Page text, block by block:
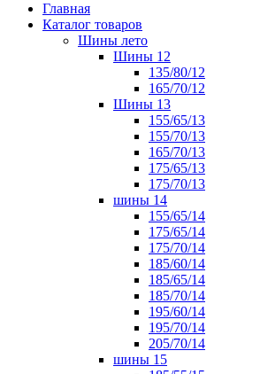
Главная
Каталог товаров
Шины лето
Шины 12
135/80/12
165/70/12
Шины 13
155/65/13
155/70/13
165/70/13
175/65/13
175/70/13
шины 14
155/65/14
175/65/14
175/70/14
185/60/14
185/65/14
185/70/14
195/60/14
195/70/14
205/70/14
шины 15